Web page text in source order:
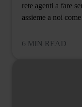
rete agenti a fare
assieme a noi
6 MIN READ